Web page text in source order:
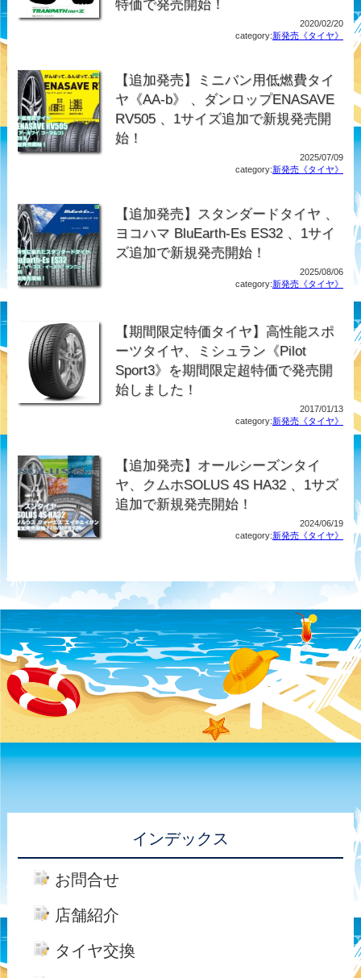
特価で発売開始！
2020/02/20
category:新発売《タイヤ》
【追加発売】ミニバン用低燃費タイ
ヤ《AA-b》 、ダンロップENASAVE
RV505 、1サイズ追加で新規発売開
始！
2025/07/09
category:新発売《タイヤ》
【追加発売】スタンダードタイヤ 、
ヨコハマ BluEarth-Es ES32 、1サイ
ズ追加で新規発売開始！
2025/08/06
category:新発売《タイヤ》
【期間限定特価タイヤ】高性能スポ
ーツタイヤ、ミシュラン《Pilot
Sport3》を期間限定超特価で発売開
始しました！
2017/01/13
category:新発売《タイヤ》
【追加発売】オールシーズンタイ
ヤ、クムホSOLUS 4S HA32 、1サズ
追加で新規発売開始！
2024/06/19
category:新発売《タイヤ》
インデックス
お問合せ
店舗紹介
タイヤ交換